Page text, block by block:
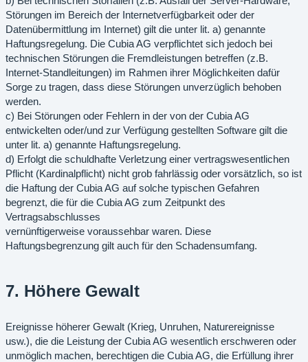
Störungen im Bereich der Internetverfügbarkeit oder der
Datenübermittlung im Internet) gilt die unter lit. a) genannte
Haftungsregelung. Die Cubia AG verpflichtet sich jedoch bei
technischen Störungen die Fremdleistungen betreffen (z.B.
Internet-Standleitungen) im Rahmen ihrer Möglichkeiten dafür
Sorge zu tragen, dass diese Störungen unverzüglich behoben
werden.
c) Bei Störungen oder Fehlern in der von der Cubia AG
entwickelten oder/und zur Verfügung gestellten Software gilt die
unter lit. a) genannte Haftungsregelung.
d) Erfolgt die schuldhafte Verletzung einer vertragswesentlichen
Pflicht (Kardinalpflicht) nicht grob fahrlässig oder vorsätzlich, so ist
die Haftung der Cubia AG auf solche typischen Gefahren
begrenzt, die für die Cubia AG zum Zeitpunkt des
Vertragsabschlusses
vernünftigerweise voraussehbar waren. Diese
Haftungsbegrenzung gilt auch für den Schadensumfang.
7. Höhere Gewalt
Ereignisse höherer Gewalt (Krieg, Unruhen, Naturereignisse
usw.), die die Leistung der Cubia AG wesentlich erschweren oder
unmöglich machen, berechtigen die Cubia AG, die Erfüllung ihrer